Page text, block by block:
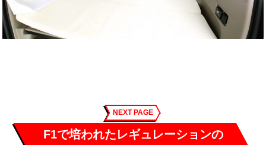
NEXT PAGE
F1で培われたレギュレーションの